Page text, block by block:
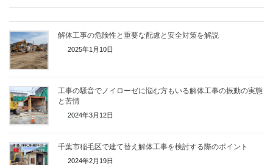
解体工事の危険性と重要な配慮と安全対策を解説
2025年1月10日
工事の騒音でノイローゼに悩む方もいる解体工事の振動の実態
と苦情
2024年3月12日
千葉市稲毛区で建て替え解体工事を検討する際のポイント
2024年2月19日